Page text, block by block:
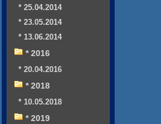
* 25.04.2014
* 23.05.2014
* 13.06.2014
* 2016
* 20.04.2016
* 2018
* 10.05.2018
* 2019